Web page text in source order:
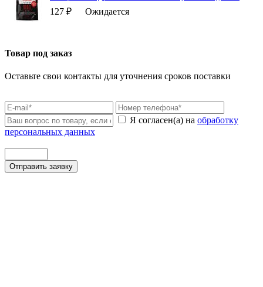
127 ₽
Ожидается
Товар под заказ
Оставьте свои контакты для уточнения сроков поставки
Я согласен(а) на обработку
персональных данных
Отправить заявку